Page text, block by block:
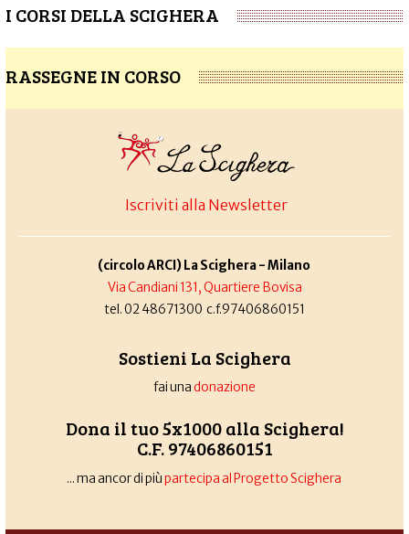
I CORSI DELLA SCIGHERA
RASSEGNE IN CORSO
Iscriviti alla Newsletter
(circolo ARCI) La Scighera - Milano
Via Candiani 131, Quartiere Bovisa
tel. 02 48671300 c.f.97406860151
Sostieni La Scighera
fai unadonazione
Dona il tuo 5x1000 alla Scighera!
C.F. 97406860151
... ma ancor di piùpartecipa al Progetto Scighera